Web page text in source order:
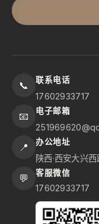
📞 联系电话
17602933717
📧 电子邮箱
📍 办公地址
陕西·西安大兴
💬 客服微信
17602933717